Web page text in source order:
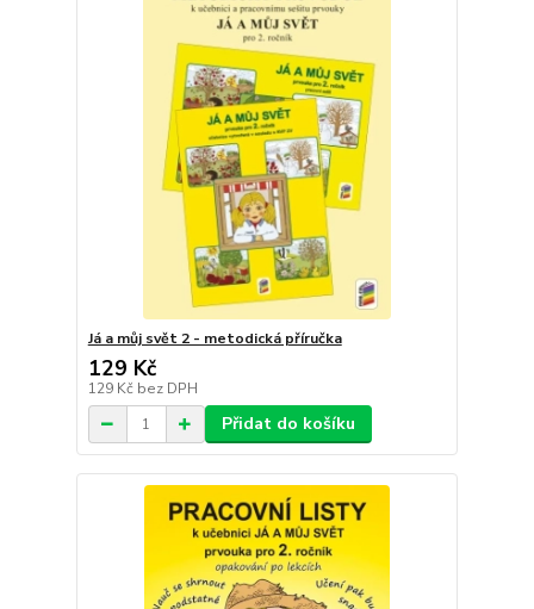
Já a můj svět 2 - metodická příručka
129 Kč
129 Kč bez DPH
Přidat do košíku